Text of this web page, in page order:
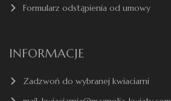
Formularz odstąpienia od umowy
INFORMACJE
Zadzwoń do wybranej kwiaciarni